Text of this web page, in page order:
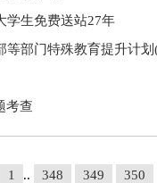
学生免费送站27年
等部门特殊教育提升计
考查
1 .. 348 349 350